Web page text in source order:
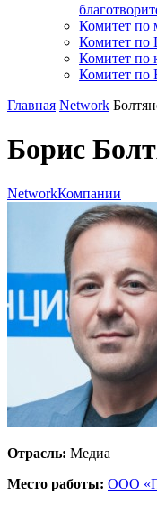
Комитет по
Комитет по
Комитет по
Комитет по
Главная Network
Борис
NetworkКомпании
Отрасль: Медиа
Место работы: ООО